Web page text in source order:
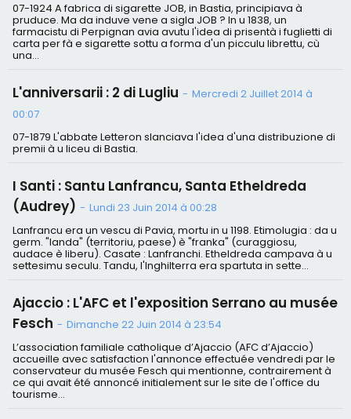
07-1924 A fabrica di sigarette JOB, in Bastia, principiava à
pruduce. Ma da induve vene a sigla JOB ? In u 1838, un
farmacistu di Perpignan avia avutu l'idea di prisentà i fuglietti di
carta per fà e sigarette sottu a forma d'un picculu librettu, cù
una...
L'anniversarii : 2 di Lugliu - Mercredi 2 Juillet 2014 à
00:07
07-1879 L'abbate Letteron slanciava l'idea d'una distribuzione di
premii à u liceu di Bastia.
I Santi : Santu Lanfrancu, Santa Etheldreda
(Audrey) - Lundi 23 Juin 2014 à 00:28
Lanfrancu era un vescu di Pavia, mortu in u 1198. Etimolugia : da u
germ. "landa" (territoriu, paese) è "franka" (curaggiosu,
audace è liberu). Casate : Lanfranchi. Etheldreda campava à u
settesimu seculu. Tandu, l'Inghilterra era spartuta in sette...
Ajaccio : L'AFC et l'exposition Serrano au musée
Fesch - Dimanche 22 Juin 2014 à 23:54
L’association familiale catholique d’Ajaccio (AFC d’Ajaccio)
accueille avec satisfaction l'annonce effectuée vendredi par le
conservateur du musée Fesch qui mentionne, contrairement à
ce qui avait été annoncé initialement sur le site de l'office du
tourisme...